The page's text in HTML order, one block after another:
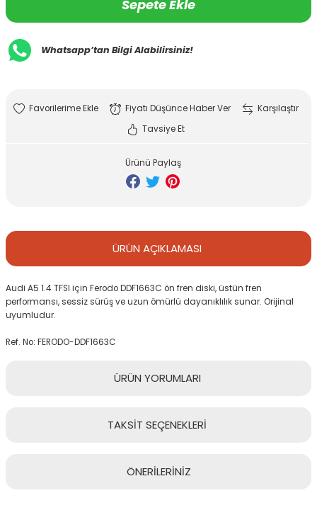
Sepete Ekle
Whatsapp’tan Bilgi Alabilirsiniz!
Fiyatı Düşünce Haber Ver
Karşılaştır
Tavsiye Et
Ürünü Paylaş
ÜRÜN AÇIKLAMASI
Audi A5 1.4 TFSI için Ferodo DDF1663C ön fren diski, üstün fren
performansı, sessiz sürüş ve uzun ömürlü dayanıklılık sunar. Orijinal
uyumludur.
Ref. No: FERODO-DDF1663C
ÜRÜN YORUMLARI
TAKSİT SEÇENEKLERİ
ÖNERİLERİNİZ